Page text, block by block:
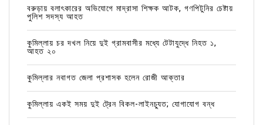
বরুড়ায় বলাৎকারের অভিযোগে মাদ্রাসা শিক্ষক আটক, গণপিটুনির চেষ্টায়
পুলিশ সদস্য আহত
কুমিল্লায় চর দখল নিয়ে দুই গ্রামবাসীর মধ্যে টেটাযুদ্ধে নিহত ১,
আহত ২০
কুমিল্লার নবাগত জেলা প্রশাসক হলেন রোজী আক্তার
কুমিল্লায় একই সময় দুই ট্রেন বিকল-লাইনচ্যুত; যোগাযোগ বন্ধ